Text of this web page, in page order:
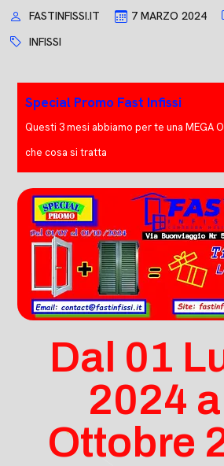
FASTINFISSI.IT 7 MARZO 2024
INFISSI
Special Promo Fast Infissi
Questi 3 mesi abbiamo per te una MEGA
che cosa si tratta
Dal 01
2024
Ottobre